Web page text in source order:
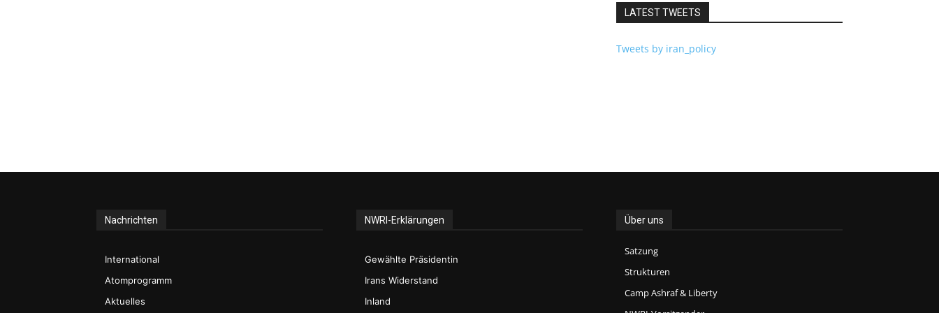
LATEST TWEETS
Tweets by iran_policy
Nachrichten
International
Atomprogramm
Aktuelles
NWRI-Erklärungen
Gewählte Präsidentin
Irans Widerstand
Inland
Über uns
Satzung
Strukturen
Camp Ashraf & Liberty